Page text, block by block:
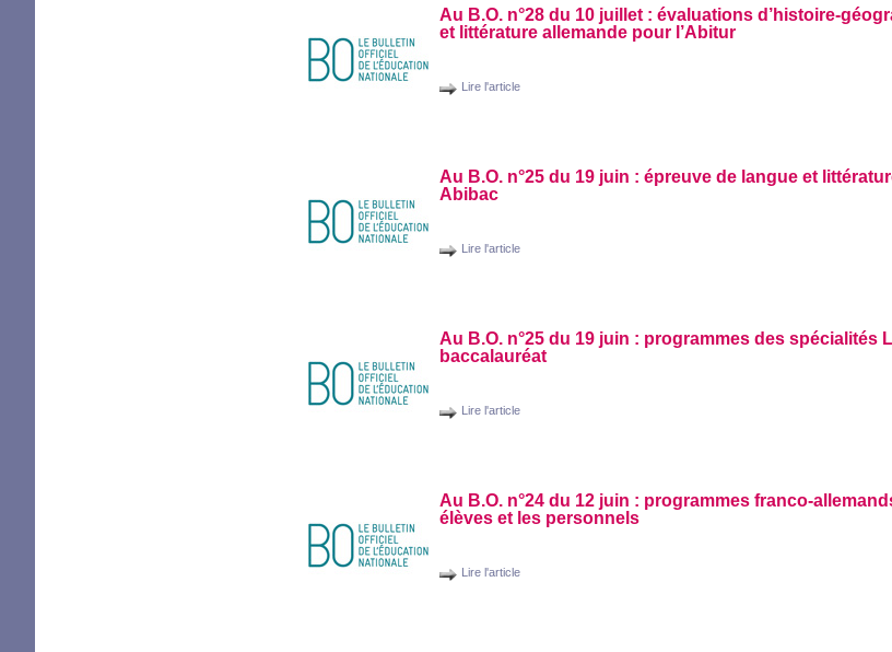
Au B.O. n°28 du 10 juillet : évaluations d’histoire-
et littérature allemande pour l’Abitur
Lire l'article
Au B.O. n°25 du 19 juin : épreuve de langue et
Abibac
Lire l'article
Au B.O. n°25 du 19 juin : programmes des spécialités
baccalauréat
Lire l'article
Au B.O. n°24 du 12 juin : programmes franco-
élèves et les personnels
Lire l'article